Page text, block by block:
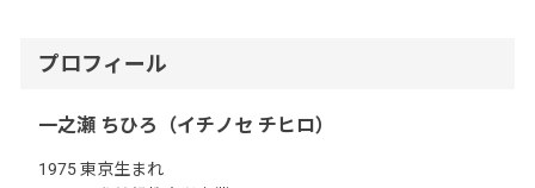
プロフィール
一之瀬 ちひろ（イチノセ チヒロ）
1975 東京生まれ